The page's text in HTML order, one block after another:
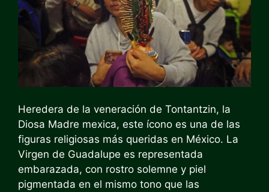
Heredera de la veneración de Tontantzin, la
Diosa Madre mexica, este ícono es una de las
figuras religiosas más queridas en México. La
Virgen de Guadalupe es representada
embarazada, con rostro solemne y piel
pigmentada en el mismo tono que las